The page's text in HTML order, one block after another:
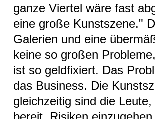
ganze Viertel wäre fast
eine große Kunstszene."
Galerien und eine
keine so großen
ist so geldfixiert. Das
das Business. Die
gleichzeitig sind die